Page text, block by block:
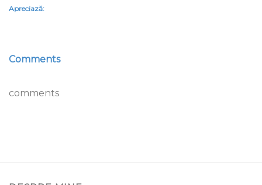
Apreciază:
Comments
comments